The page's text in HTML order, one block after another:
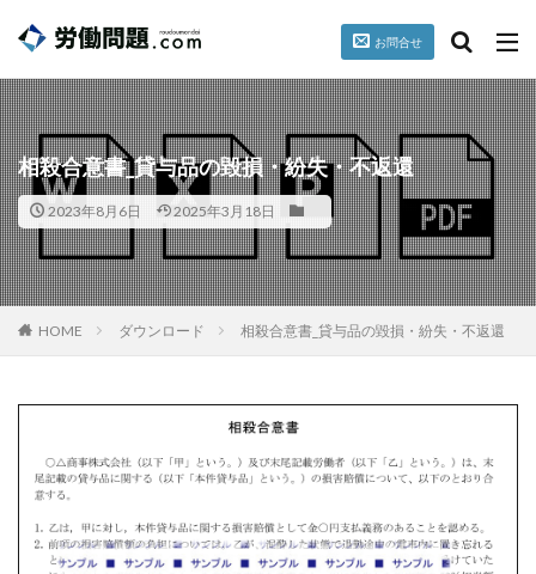
お問合せ
相殺合意書_貸与品の毀損・紛失・不返還
2023年8月6日 2025年3月18日
HOME ダウンロード 相殺合意書_貸与品の毀損・紛失・不返還
台風 就業規則 パワハラ セクハラ 誓約書
カテゴリー
タグ
懲戒 掲載情報 暴行、脅迫
検索